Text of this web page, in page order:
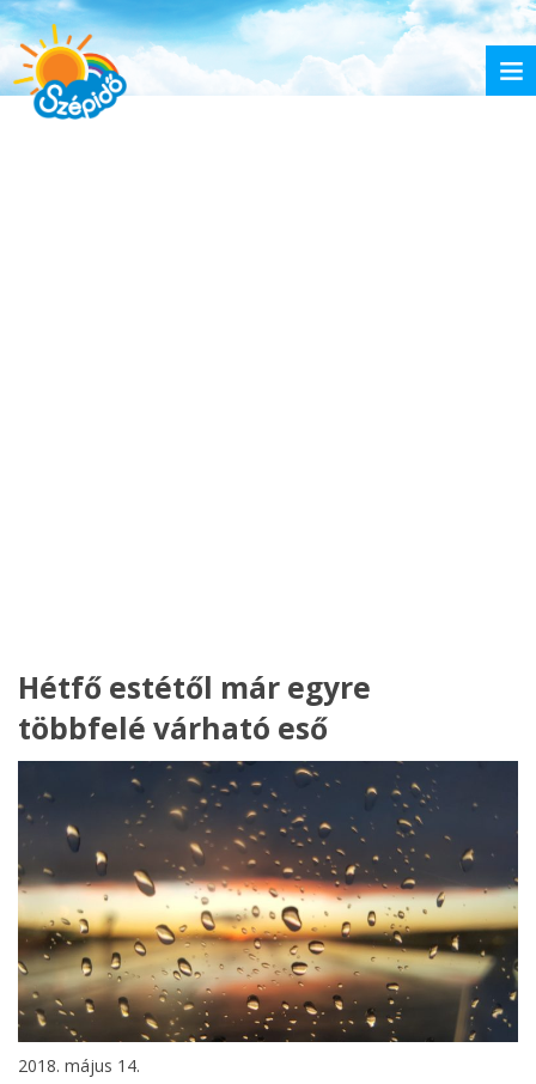
Hétfő estétől már egyre
többfelé várható eső
2018. május 14.